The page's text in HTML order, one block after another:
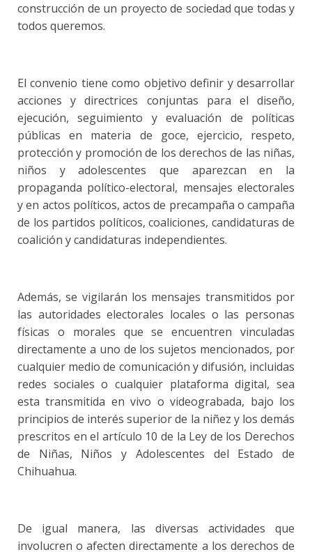
construcción de un proyecto de sociedad que todas y
todos queremos.
El convenio tiene como objetivo definir y desarrollar
acciones y directrices conjuntas para el diseño,
ejecución, seguimiento y evaluación de políticas
públicas en materia de goce, ejercicio, respeto,
protección y promoción de los derechos de las niñas,
niños y adolescentes que aparezcan en la
propaganda político-electoral, mensajes electorales
y en actos políticos, actos de precampaña o campaña
de los partidos políticos, coaliciones, candidaturas de
coalición y candidaturas independientes.
Además, se vigilarán los mensajes transmitidos por
las autoridades electorales locales o las personas
físicas o morales que se encuentren vinculadas
directamente a uno de los sujetos mencionados, por
cualquier medio de comunicación y difusión, incluidas
redes sociales o cualquier plataforma digital, sea
esta transmitida en vivo o videograbada, bajo los
principios de interés superior de la niñez y los demás
prescritos en el artículo 10 de la Ley de los Derechos
de Niñas, Niños y Adolescentes del Estado de
Chihuahua.
De igual manera, las diversas actividades que
involucren o afecten directamente a los derechos de